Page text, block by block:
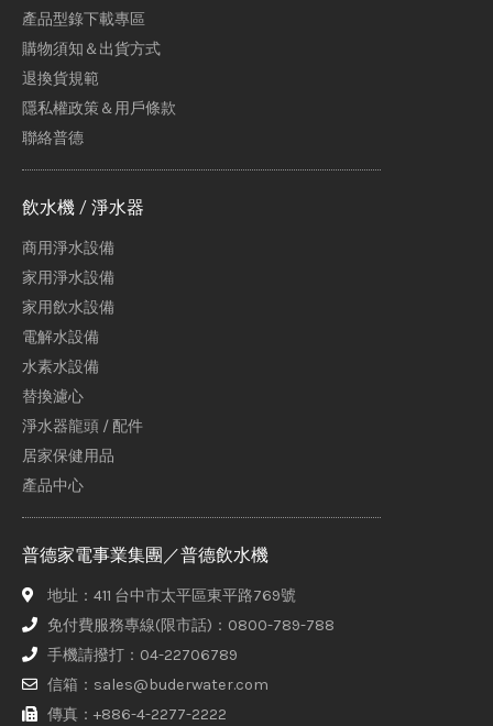
產品型錄下載專區
購物須知＆出貨方式
退換貨規範
隱私權政策＆用戶條款
聯絡普德
飲水機 / 淨水器
商用淨水設備
家用淨水設備
家用飲水設備
電解水設備
水素水設備
替換濾心
淨水器龍頭 / 配件
居家保健用品
產品中心
普德家電事業集團／普德飲水機
地址：411 台中市太平區東平路769號
免付費服務專線(限市話)：0800-789-788
手機請撥打：04-22706789
信箱：sales@buderwater.com
傳真：+886-4-2277-2222